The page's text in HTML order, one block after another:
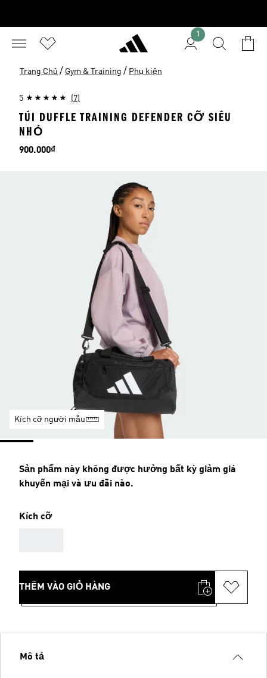
1
Trang Chủ / Gym & Training / Phụ kiện
5 (7)
TÚI DUFFLE TRAINING DEFENDER CỠ SIÊU
NHỎ
Giá
900.000₫
Kích cỡ người mẫu
Sản phẩm này không được hưởng bất kỳ giảm giá
khuyến mại và ưu đãi nào.
Kích cỡ
THÊM VÀO GIỎ HÀNG
Mô tả